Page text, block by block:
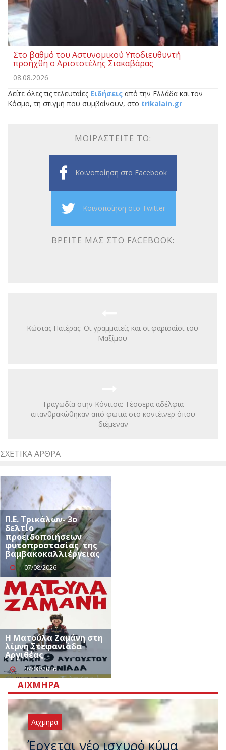
Στο βαθμό του Αστυνομικού Υποδιευθυντή
προήχθη ο Αριστοτέλης Σιακαβάρας
08.08.2026
Δείτε όλες τις τελευταίες Ειδήσεις από την Ελλάδα και τον
Κόσμο, τη στιγμή που συμβαίνουν, στο trikalain.gr
ΜΟΙΡΑΣΤΕΊΤΕ ΤΟ:
Κοινοποίηση στο Facebook
Κοινοποίηση στο Twitter
ΒΡΕΊΤΕ ΜΑΣ ΣΤΟ FACEBOOK:
Κώστας Πατέρας: Οι γραμματείς και οι φαρισαίοι του
Μαξίμου
Τραγωδία στην Κόνιτσα: Τέσσερα αδέλφια
απανθρακώθηκαν από φωτιά στο κοντέινερ όπου
διέμεναν
ΣΧΕΤΙΚΆ ΆΡΘΡΑ
Π.Ε. Τρικάλων- 3ο
δελτίο
προειδοποιήσεων
φυτοπροστασίας της
βαμβακοκαλλιέργειας
07/08/2026
Η Ματούλα Ζαμάνη στη
λίμνη Στεφανιάδα
Αργιθέας
07/08/2026
ΑΙΧΜΗΡΆ
Αιχμηρά
Έρχεται νέο ισχυρό κύμα